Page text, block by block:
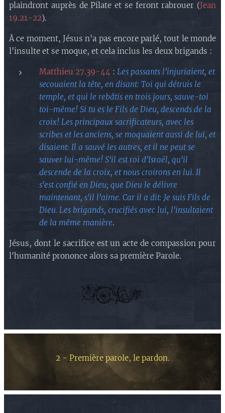
plaindront auprès de Pilate et se feront rabrouer (Jean
19.21-22).
À ce moment, Jésus n'a pas encore parlé, tout le monde
l'insulte et se moque, et cela inclus les deux brigands :
Matthieu 27.39-44 : Les passants l'injuriaient, et
secouaient la tête, en disant: Toi qui détruis le
temple, et qui le rebâtis en trois jours, sauve-toi
toi-même! Si tu es le Fils de Dieu, descends de la
croix! Les principaux sacrificateurs, avec les
scribes et les anciens, se moquaient aussi de lui, et
disaient: Il a sauvé les autres, et il ne peut se
sauver lui-même! S'il est roi d'Israël, qu'il
descende de la croix, et nous croirons en lui. Il
s'est confié en Dieu; que Dieu le délivre
maintenant, s'il l'aime. Car il a dit: Je suis Fils de
Dieu. Les brigands, crucifiés avec lui, l'insultaient
de la même manière.
Jésus, dont le sacrifice est un acte de compassion pour
l'humanité prononce alors sa première Parole.
2 - Première parole, le pardon.